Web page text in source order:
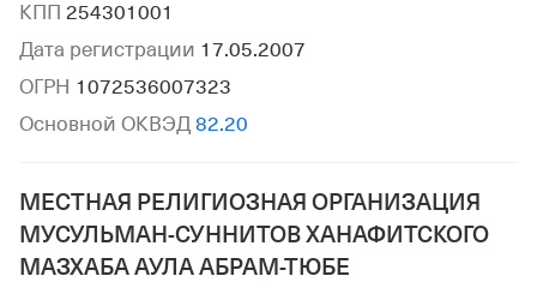
КПП 254301001
Дата регистрации 17.05.2007
ОГРН 1072536007323
Основной ОКВЭД 82.20
МЕСТНАЯ РЕЛИГИОЗНАЯ ОРГАНИЗАЦИЯ
МУСУЛЬМАН-СУННИТОВ ХАНАФИТСКОГО
МАЗХАБА АУЛА АБРАМ-ТЮБЕ